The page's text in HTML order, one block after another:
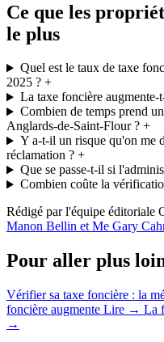
Ce que les
le plus
Quel est le taux de taxe
2025 ? +
La taxe foncière
Combien de temps prend
Anglards-de-Saint-Flour ? +
Y a-t-il un risque qu'on me
réclamation ? +
Que se passe-t-il si
Combien coûte la
Rédigé par l'équipe éditoriale
Manon Bellin et Me Gary
Pour aller plus
Vérifier sa taxe foncière : la
foncière augmente Lire → La
→